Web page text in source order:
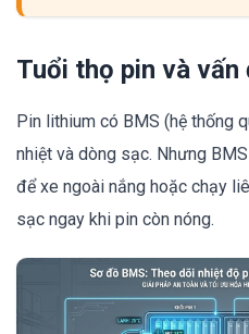
Tuổi thọ pin và
Pin lithium có BMS (hệ thống
nhiệt và dòng sạc. Nhưng
để xe ngoài nắng hoặc chạy
sạc ngay khi pin còn nóng.